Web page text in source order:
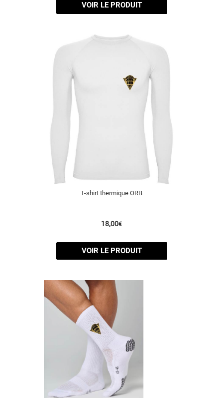
VOIR LE PRODUIT
T-shirt thermique ORB
18,00€
VOIR LE PRODUIT